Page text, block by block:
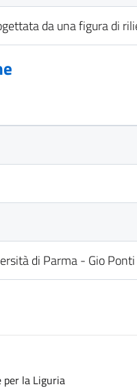
da una figura di
di Parma - Gio Ponti
per la Liguria